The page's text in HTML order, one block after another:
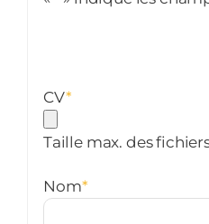
CV*
Taille max. des
Nom*